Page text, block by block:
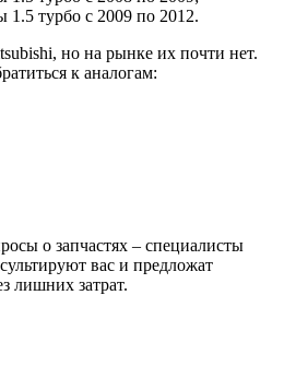
1.5 турбо с 2009 по 2012.
но на рынке их почти нет.
к аналогам:
о запчастях – специалисты
вас и предложат
лишних затрат.